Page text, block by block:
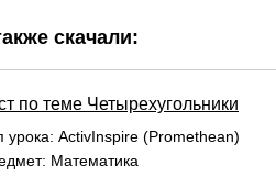
скачали:
по теме Четырехугольники
урока: ActivInspire (Promethean)
Математика